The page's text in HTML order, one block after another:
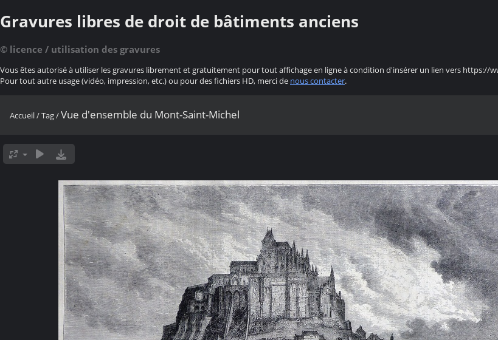
Gravures libres de droit de bâtiments anciens
© licence / utilisation des gravures
Vous êtes autorisé à utiliser les gravures librement et gratuitement pour tout affichage en ligne à condition d'insérer un lien vers https://
Pour tout autre usage (vidéo, impression, etc.) ou pour des fichiers HD, merci de nous contacter.
Accueil/Tag/Vue d'ensemble du Mont-Saint-Michel